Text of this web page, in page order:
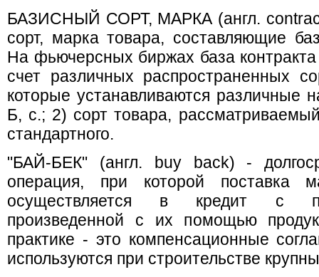
БАЗИСНЫЙ СОРТ, МАРКА (англ.
сорт, марка товара, составляющие
На фьючерсных биржах база
счет различных распространенных
которые устанавливаются различные
Б, с.; 2) сорт товара,
стандартного.
"БАЙ-БЕК" (англ. buy back) -
операция, при которой поставка
осуществляется в кредит с
произведенной с их помощью
практике - это компенсационные
используются при строительстве